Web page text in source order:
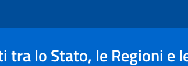
lo Stato, le Regioni e